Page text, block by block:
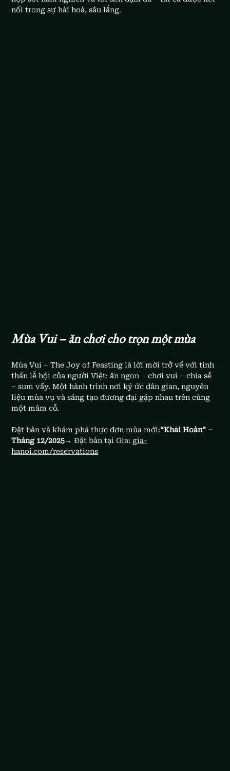
nối trong sự hài hoà, sâu lắng.
Mùa Vui – ăn chơi cho trọn một mùa
Mùa Vui – The Joy of Feasting là lời mời trở về với tinh
thần lễ hội của người Việt: ăn ngon – chơi vui – chia sẻ
– sum vầy. Một hành trình nơi ký ức dân gian, nguyên
liệu mùa vụ và sáng tạo đương đại gặp nhau trên cùng
một mâm cỗ.
Đặt bàn và khám phá thực đơn mùa mới:“Khải Hoàn” –
Tháng 12/2025→ Đặt bàn tại Gia: gia-
hanoi.com/reservations